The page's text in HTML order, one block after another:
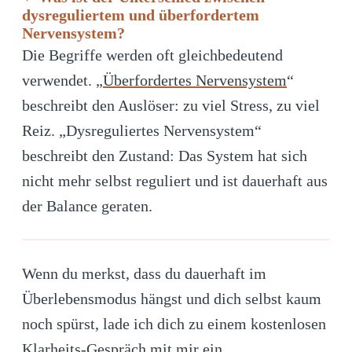
dysreguliertem und überfordertem
Nervensystem?
Die Begriffe werden oft gleichbedeutend
verwendet. „Überfordertes Nervensystem“
beschreibt den Auslöser: zu viel Stress, zu viel
Reiz. „Dysreguliertes Nervensystem“
beschreibt den Zustand: Das System hat sich
nicht mehr selbst reguliert und ist dauerhaft aus
der Balance geraten.
Wenn du merkst, dass du dauerhaft im
Überlebensmodus hängst und dich selbst kaum
noch spürst, lade ich dich zu einem kostenlosen